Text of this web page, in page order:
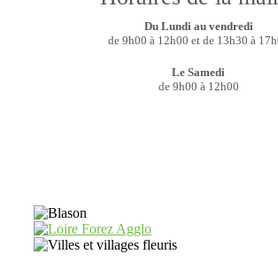
Du Lundi au vendredi
de 9h00 à 12h00 et de 13h30 à
Le Samedi
de 9h00 à 12h00